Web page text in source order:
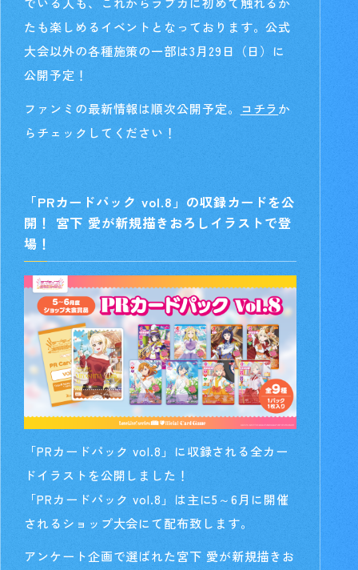
たも楽しめるイベントとなっております。公式
大会以外の各種施策の一部は3月29日（日）に
公開予定！
ファンミの最新情報は順次公開予定。 コチラか
らチェックしてください！
「PRカードパック vol.8」の収録カードを公
開！ 宮下 愛が新規描きおろしイラストで登
場！
「PRカードパック vol.8」に収録される全カー
ドイラストを公開しました！
「PRカードパック vol.8」は主に5～6月に開催
されるショップ大会にて配布致します。
アンケート企画で選ばれた宮下 愛が新規描きお